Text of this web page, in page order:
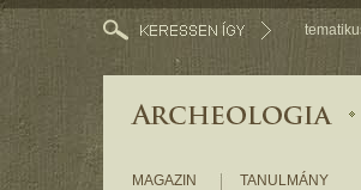
MAGAZIN
TANULMÁNY